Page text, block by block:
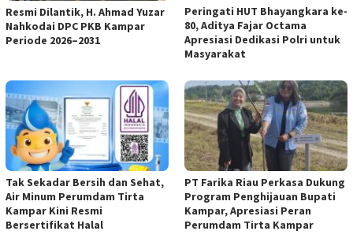
Resmi Dilantik, H. Ahmad Yuzar
Nahkodai DPC PKB Kampar
Periode 2026–2031
Peringati HUT Bhayangkara ke-
80, Aditya Fajar Octama
Apresiasi Dedikasi Polri untuk
Masyarakat
Tak Sekadar Bersih dan Sehat,
Air Minum Perumdam Tirta
Kampar Kini Resmi
Bersertifikat Halal
PT Farika Riau Perkasa Dukung
Program Penghijauan Bupati
Kampar, Apresiasi Peran
Perumdam Tirta Kampar